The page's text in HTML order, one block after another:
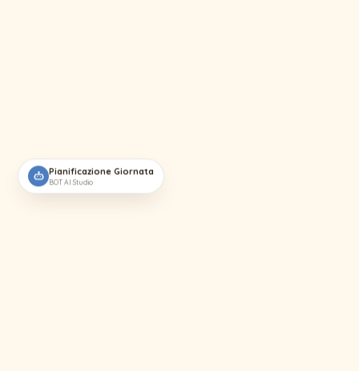
Pianificazione Giornata
BOT AI Studio